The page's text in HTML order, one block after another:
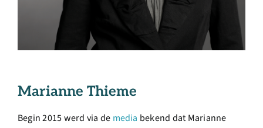
Marianne Thieme
Begin 2015 werd via de media bekend dat Marianne